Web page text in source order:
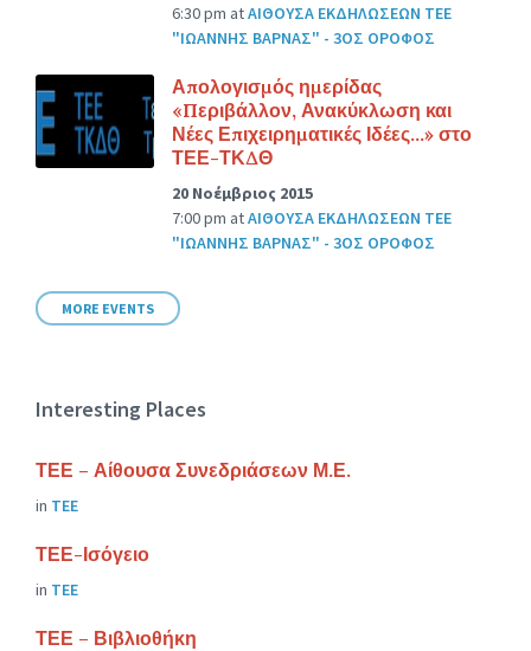
6:30 pm atΑΙΘΟΥΣΑ ΕΚΔΗΛΩΣΕΩΝ ΤΕΕ
"ΙΩΑΝΝΗΣ ΒΑΡΝΑΣ" - 3ΟΣ ΟΡΟΦΟΣ
Απολογισμός ημερίδας
«Περιβάλλον, Ανακύκλωση και
Νέες Επιχειρηματικές Ιδέες…» στο
ΤΕΕ-ΤΚΔΘ
20 Νοέμβριος 2015
7:00 pm atΑΙΘΟΥΣΑ ΕΚΔΗΛΩΣΕΩΝ ΤΕΕ
"ΙΩΑΝΝΗΣ ΒΑΡΝΑΣ" - 3ΟΣ ΟΡΟΦΟΣ
MORE EVENTS
Interesting Places
ΤΕΕ – Αίθουσα Συνεδριάσεων Μ.Ε.
in ΤΕΕ
ΤΕΕ-Ισόγειο
in ΤΕΕ
ΤΕΕ – Βιβλιοθήκη